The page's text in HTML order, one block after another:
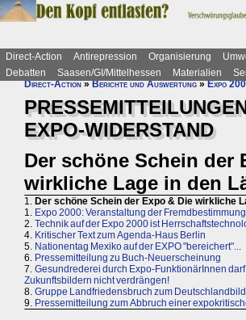
Direct-Action Antirepression Organisierung
Debatten
Saasen/GI/Mittelhessen Materialien
Direct-Action»Berichte und Auswertung»Expo
EXPO-WIDERSTAND
Der schöne Schein der
wirkliche Lage in den
1. Der schöne Schein der Expo & Die wirkliche
1. Expo 2000: Veranstaltung der Fremdbestimmung
2. Technik auf der Expo 2000 ist
4. Kritischer Text zum Agenda-Haus Berlin
5. Nationentag Mexiko auf der EXPO "bereichert"...
6. Pressemitteilung zu Buch-Neuerscheinung
7. Gesundrederei durch Expo-FunktionärInnen
Zukunftsbildern nicht verdrängen!
8. Gruppe Landfriedensbruch zum
9. Pressemitteilung zum Abbruch einer